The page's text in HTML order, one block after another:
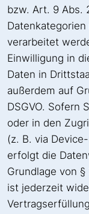
bzw. Art. 9 Abs.
Datenkategorien
verarbeitet
Einwilligung in
Daten in
außerdem auf
DSGVO. Sofern
oder in den
(z. B. via
erfolgt die
Grundlage von §
ist jederzeit